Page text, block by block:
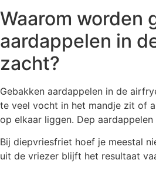
Waarom worden
aardappelen in
zacht?
Gebakken aardappelen in de
te veel vocht in het mandje zit of
op elkaar liggen. Dep
Bij diepvriesfriet hoef je meestal
uit de vriezer blijft het resultaat